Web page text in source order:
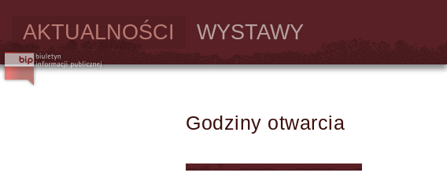
AKTUALNOŚCI
WYSTAWY
Godziny otwarcia